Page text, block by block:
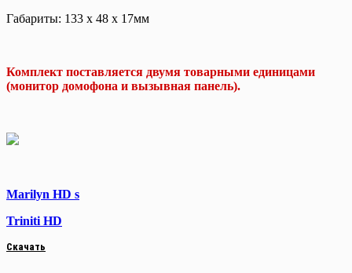
Габариты: 133 х 48 х 17мм
Комплект поставляется двумя товарными единицами
(монитор домофона и вызывная панель).
Marilyn HD s
Triniti HD
Скачать